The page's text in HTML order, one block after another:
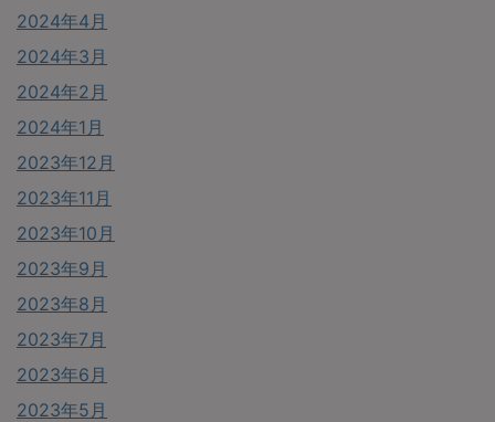
2024年4月
2024年3月
2024年2月
2024年1月
2023年12月
2023年11月
2023年10月
2023年9月
2023年8月
2023年7月
2023年6月
2023年5月